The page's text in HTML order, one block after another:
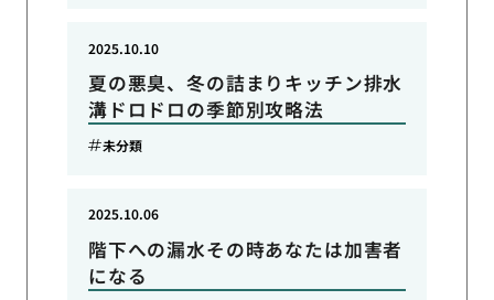
夏の悪臭、冬の詰まりキッチン排水
溝ドロドロの季節別攻略法
2025.10.10
未分類
階下への漏水その時あなたは加害者
になる
2025.10.06